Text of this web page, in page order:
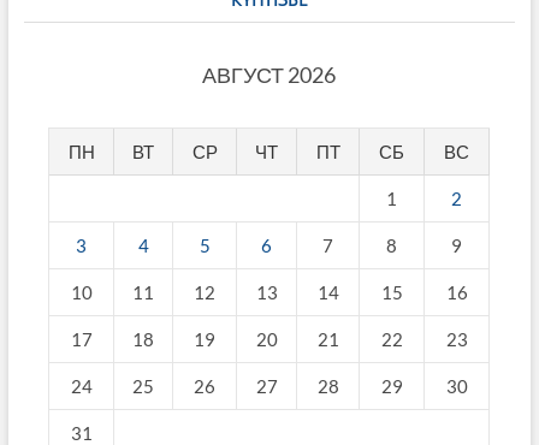
АВГУСТ 2026
ПН ВТ СР ЧТ ПТ СБ ВС
1 2
3 4 5 6 7 8 9
10 11 12 13 14 15 16
17 18 19 20 21 22 23
24 25 26 27 28 29 30
31